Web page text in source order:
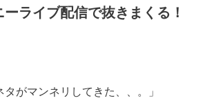
ライブ配信で抜きまくる！
タがマンネリしてきた、、。」